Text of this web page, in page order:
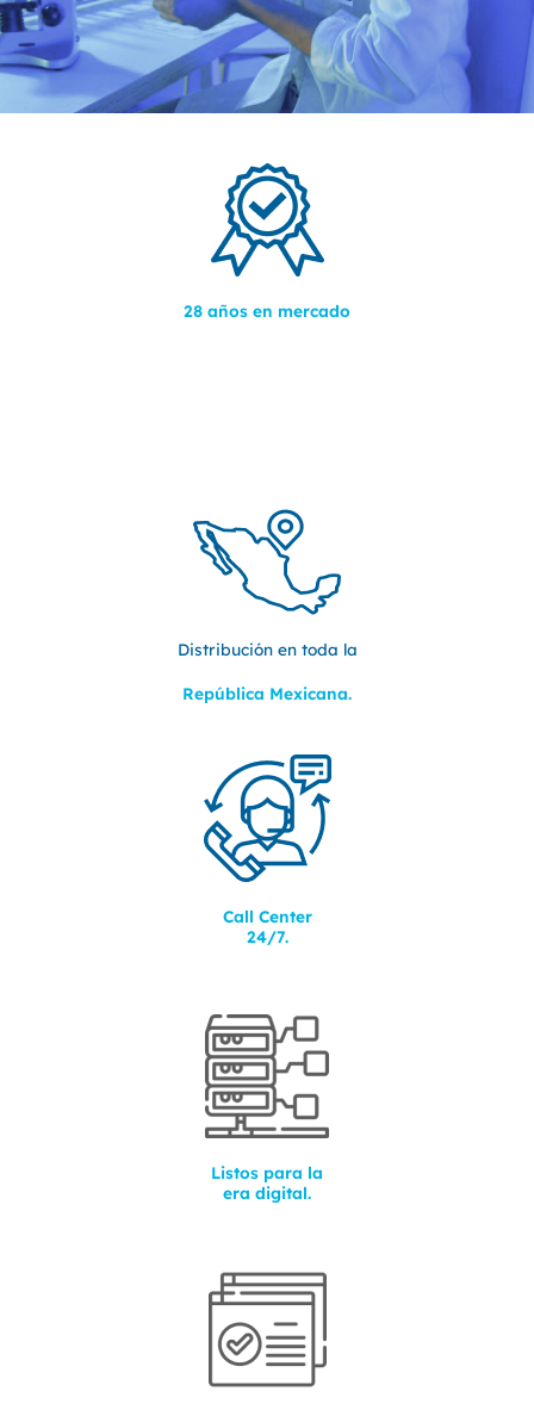
28 años en mercado
Distribución en toda la
República Mexicana.
Call Center
24/7.
Listos para la
era digital.